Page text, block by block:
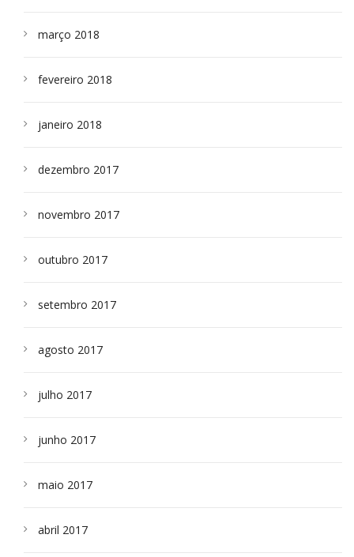
março 2018
fevereiro 2018
janeiro 2018
dezembro 2017
novembro 2017
outubro 2017
setembro 2017
agosto 2017
julho 2017
junho 2017
maio 2017
abril 2017